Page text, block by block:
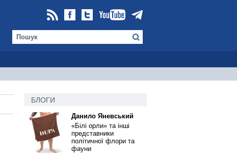
БЛОГИ
Данило Яневський
«Білі орли» та інші
представники
політичної флори та
фауни